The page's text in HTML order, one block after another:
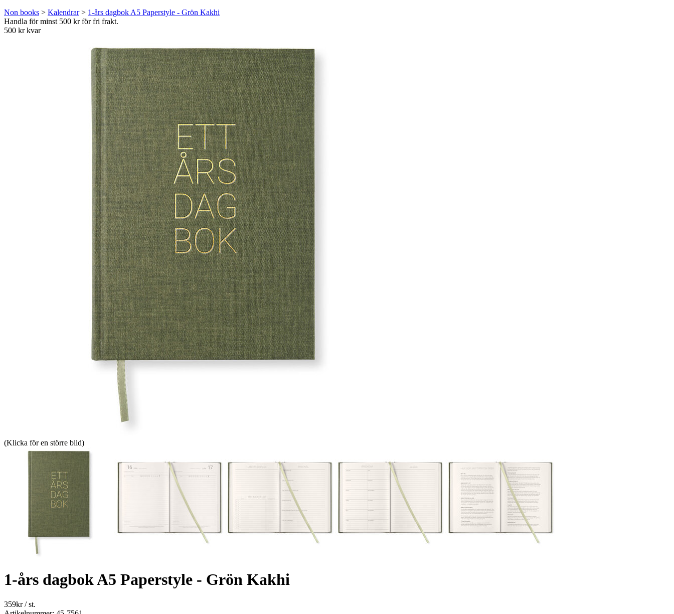
Non books > Kalendrar> 1-års dagbok A5 Paperstyle - Grön Kakhi
Handla för minst 500 kr för fri frakt.
500 kr kvar
(Klicka för en större bild)
1-års dagbok A5 Paperstyle - Grön Kakhi
359kr/ st.